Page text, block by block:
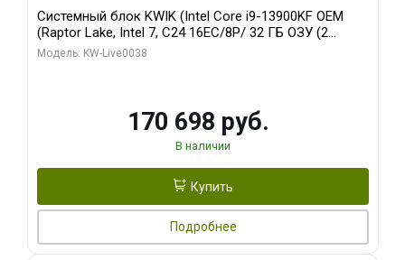
Системный блок KWIK (Intel Core i9-13900KF OEM
(Raptor Lake, Intel 7, C24 16EC/8P/ 32 ГБ ОЗУ (2
модуля)/ Gigabyte RX9070XT GAMING OC 16GB GDDR6
Модель: KW-Live0038
170 698 руб.
В наличии
Купить
Подробнее